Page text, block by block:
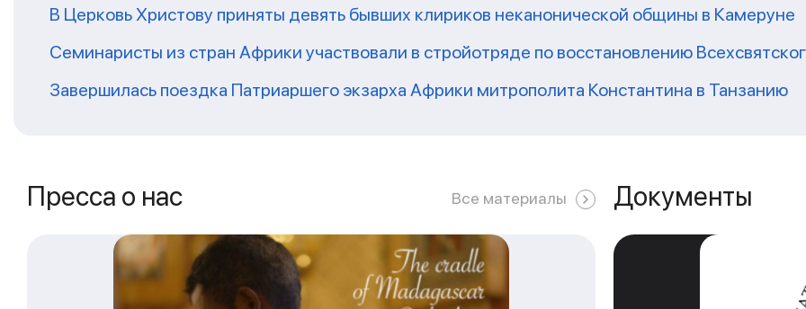
В Церковь Христову приняты девять бывших клириков неканонической общины в Камеруне
Семинаристы из стран Африки участвовали в стройотряде по восстановлению
Завершилась поездка Патриаршего экзарха Африки митрополита Константина в Танзанию
Пресса о нас Все материалы Документы